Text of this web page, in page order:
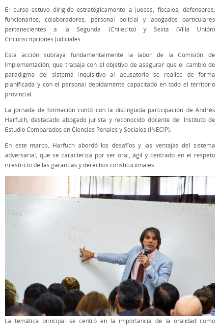
El curso estuvo dirigido estratégicamente a jueces, fiscales, defensores,
funcionarios, colaboradores, personal policial y abogados particulares
pertenecientes a la Segunda (Chilecito) y Sexta (Villa Unión)
Circunscripciones Judiciales.
Esta acción subraya fundamentalmente la labor de la Comisión de
Implementación, que trabaja con el objetivo de asegurar que el cambio de
paradigma del sistema inquisitivo al acusatorio se realice de forma
planificada y con el personal debidamente capacitado en todo el territorio
provincial.
La jornada de formación contó con la distinguida participación de Andrés
Harfuch, destacado abogado jurista y reconocido docente del Instituto de
Estudio Comparados en Ciencias Penales y Sociales (INECIP).
En este marco, Harfuch abordó los desafíos y las ventajas del sistema
adversarial, que se caracteriza por ser oral, ágil y centrado en el respeto
irrestricto de las garantías y derechos constitucionales.
La temática principal se centró en la importancia de la oralidad como